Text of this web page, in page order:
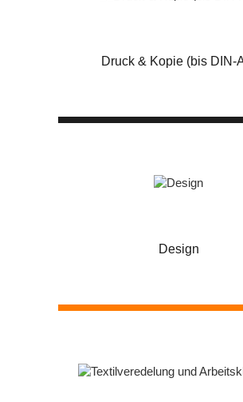
Druck & Kopie (bis DIN-
Design